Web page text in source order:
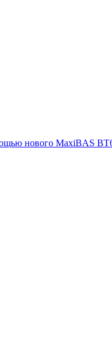
нового MaxiBAS